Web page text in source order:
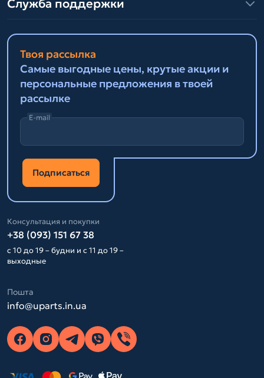
Служба поддержки
Твоя рассылка
Самые выгодные цены, крутые акции и
персональные предложения в твоей
рассылке
E-mail
Подписаться
Консультация и покупки
+38 (093) 151 67 38
с 10 до 19 – будни и с 11 до 19 –
выходные
Пошта
info@uparts.in.ua